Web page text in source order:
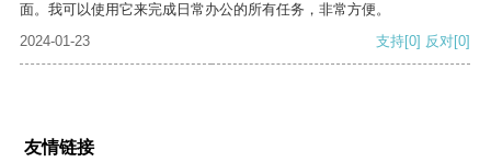
面。我可以使用它来完成日常办公的所有任务，非常方便。
2024-01-23
支持[0] 反对[0]
友情链接